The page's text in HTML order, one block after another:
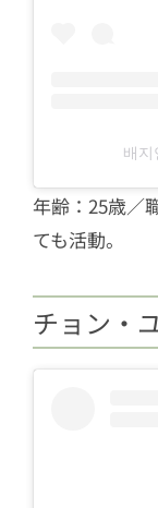
배지
年齢：25歳／
ても活動。
チョン・